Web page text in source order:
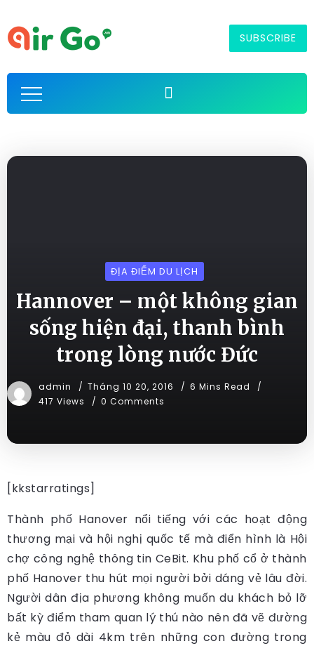
SUBSCRIBE
ĐỊA ĐIỂM DU LỊCH
Hannover – một không gian
sống hiện đại, thanh bình
trong lòng nước Đức
admin Tháng 10 20, 2016
6 Mins Read
417 Views
0 Comments
[kkstarratings]
Thành phố Hanover nổi tiếng với các hoạt động
thương mại và hội nghị quốc tế mà điển hình là Hội
chợ công nghệ thông tin CeBit. Khu phố cổ ở thành
phố Hanover thu hút mọi người bởi dáng vẻ lâu đời.
Người dân địa phương không muốn du khách bỏ lỡ
bất kỳ điểm tham quan lý thú nào nên đã vẽ đường
kẻ màu đỏ dài 4km trên những con đường trong